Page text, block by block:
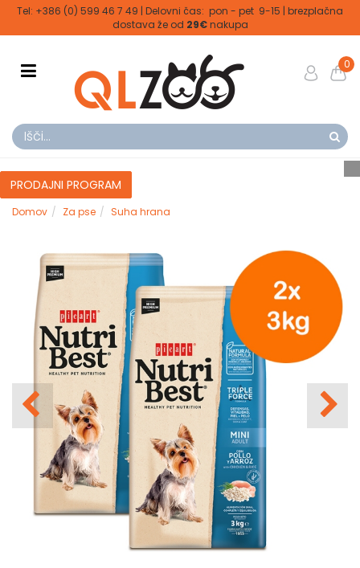
Tel: +386 (0) 599 46 7 49 | Delovni čas: pon - pet 9-15 | brezplačna
dostava že od 29€nakupa
0
PRODAJNI PROGRAM
Domov Za pse Suha hrana